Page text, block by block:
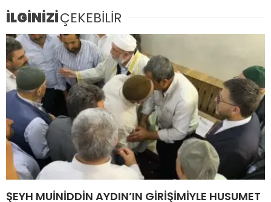
İLGİNİZİÇEKEBİLİR
ŞEYH MUİNİDDİN AYDIN’IN GİRİŞİMİYLE HUSUMET